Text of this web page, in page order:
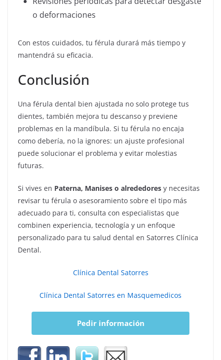
o deformaciones
Con estos cuidados, tu férula durará más tiempo y
mantendrá su eficacia.
Conclusión
Una férula dental bien ajustada no solo protege tus
dientes, también mejora tu descanso y previene
problemas en la mandíbula. Si tu férula no encaja
como debería, no la ignores: un ajuste profesional
puede solucionar el problema y evitar molestias
futuras.
Si vives en Paterna, Manises o alrededores y necesitas
revisar tu férula o asesoramiento sobre el tipo más
adecuado para ti, consulta con especialistas que
combinen experiencia, tecnología y un enfoque
personalizado para tu salud dental en Satorres Clínica
Dental.
Clínica Dental Satorres
Clínica Dental Satorres en Masquemedicos
Pedir información